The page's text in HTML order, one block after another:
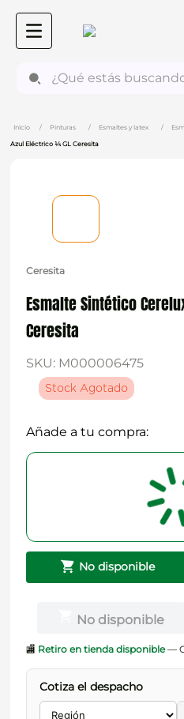
Pinturas Esmaltes y latex
Azul Eléctrico ¼ GL Ceresita
Ceresita
Esmalte Sintético
Ceresita
SKU: M000006475
Stock Agotado
Añade a tu compra:
No disponible
No disponible
🏬 Retiro en tienda disponible—
Cotiza el despacho